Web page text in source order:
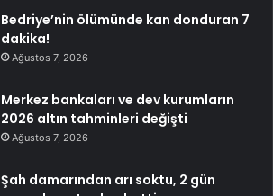
Bedriye’nin ölümünde kan donduran 7
dakika!
Ağustos 7, 2026
Merkez bankaları ve dev kurumların
2026 altın tahminleri değişti
Ağustos 7, 2026
Şah damarından arı soktu, 2 gün